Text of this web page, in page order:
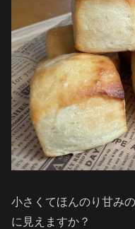
小さくてほんのり甘み
に見えますか？